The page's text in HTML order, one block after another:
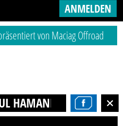
ANMELDEN
von Maciag Offroad
HAMANN